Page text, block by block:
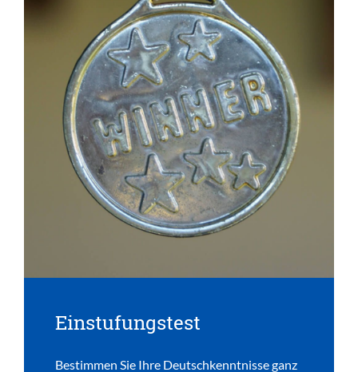
Einstufungstest
Bestimmen Sie Ihre Deutschkenntnisse ganz